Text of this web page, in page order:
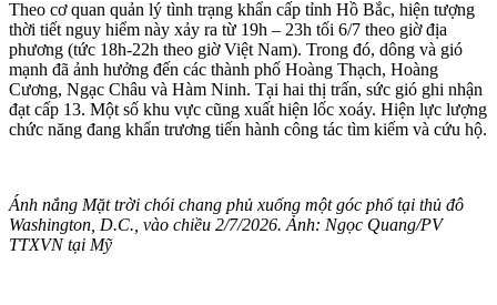
Theo cơ quan quản lý tình trạng khẩn cấp tỉnh Hồ Bắc, hiện tượng
thời tiết nguy hiểm này xảy ra từ 19h – 23h tối 6/7 theo giờ địa
phương (tức 18h-22h theo giờ Việt Nam). Trong đó, dông và gió
mạnh đã ảnh hưởng đến các thành phố Hoàng Thạch, Hoàng
Cương, Ngạc Châu và Hàm Ninh. Tại hai thị trấn, sức gió ghi nhận
đạt cấp 13. Một số khu vực cũng xuất hiện lốc xoáy. Hiện lực lượng
chức năng đang khẩn trương tiến hành công tác tìm kiếm và cứu hộ.
Ánh nắng Mặt trời chói chang phủ xuống một góc phố tại thủ đô
Washington, D.C., vào chiều 2/7/2026. Ảnh: Ngọc Quang/PV
TTXVN tại Mỹ